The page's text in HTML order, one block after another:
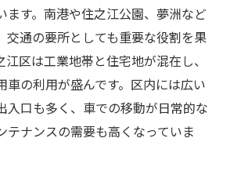
ます。南港や住之江公園、夢洲など
交通の要所としても重要な役割を果
区は工業地帯と住宅地が混在し、
車の利用が盛んです。区内には広い
入口も多く、車での移動が日常的な
テナンスの需要も高くなっていま